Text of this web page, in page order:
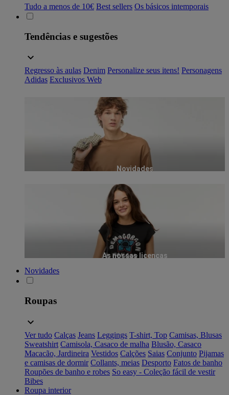
Tudo a menos de 10€ Best sellers Os básicos intemporais
Tendências e sugestões
Regresso às aulas Denim Personalize seus itens! Personagens
Adidas Exclusivos Web
Novidades
As nossas licenças
Novidades
Roupas
Ver tudo Calças Jeans Leggings T-shirt, Top Camisas, Blusas
Sweatshirt Camisola, Casaco de malha Blusão, Casaco
Macacão, Jardineira Vestidos Calções Saias Conjunto Pijamas
e camisas de dormir Collants, meias Desporto Fatos de banho
Roupões de banho e robes So easy - Coleção fácil de vestir
Bibes
Roupa interior